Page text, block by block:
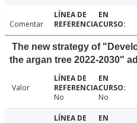
Comentar
The new strategy of
the argan tree 2022-2030"
Valor
No
No